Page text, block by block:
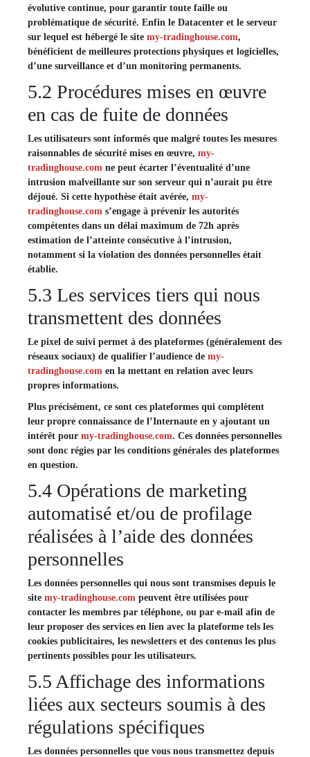
évolutive continue, pour garantir toute faille ou
problématique de sécurité. Enfin le Datacenter et le serveur
sur lequel est hébergé le site my-tradinghouse.com,
bénéficient de meilleures protections physiques et logicielles,
d’une surveillance et d’un monitoring permanents.
5.2 Procédures mises en œuvre
en cas de fuite de données
Les utilisateurs sont informés que malgré toutes les mesures
raisonnables de sécurité mises en œuvre, my-
tradinghouse.com ne peut écarter l’éventualité d’une
intrusion malveillante sur son serveur qui n’aurait pu être
déjoué. Si cette hypothèse était avérée, my-
tradinghouse.com s’engage à prévenir les autorités
compétentes dans un délai maximum de 72h après
estimation de l’atteinte consécutive à l’intrusion,
notamment si la violation des données personnelles était
établie.
5.3 Les services tiers qui nous
transmettent des données
Le pixel de suivi permet à des plateformes (généralement des
réseaux sociaux) de qualifier l’audience de my-
tradinghouse.com en la mettant en relation avec leurs
propres informations.
Plus précisément, ce sont ces plateformes qui complètent
leur propre connaissance de l’Internaute en y ajoutant un
intérêt pour my-tradinghouse.com. Ces données personnelles
sont donc régies par les conditions générales des plateformes
en question.
5.4 Opérations de marketing
automatisé et/ou de profilage
réalisées à l’aide des données
personnelles
Les données personnelles qui nous sont transmises depuis le
site my-tradinghouse.com peuvent être utilisées pour
contacter les membres par téléphone, ou par e-mail afin de
leur proposer des services en lien avec la plateforme tels les
cookies publicitaires, les newsletters et des contenus les plus
pertinents possibles pour les utilisateurs.
5.5 Affichage des informations
liées aux secteurs soumis à des
régulations spécifiques
Les données personnelles que vous nous transmettez depuis